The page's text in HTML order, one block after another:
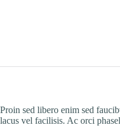
Proin sed libero enim sed
lacus vel facilisis. Ac orci